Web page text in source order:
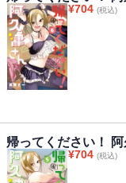
¥704 (税込)
帰ってください！
¥704 (税込)